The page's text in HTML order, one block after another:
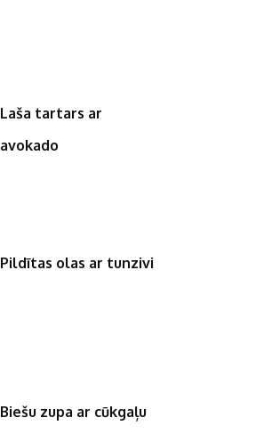
Laša tartars ar
avokado
Pildītas olas ar tunzivi
Biešu zupa ar cūkgaļu